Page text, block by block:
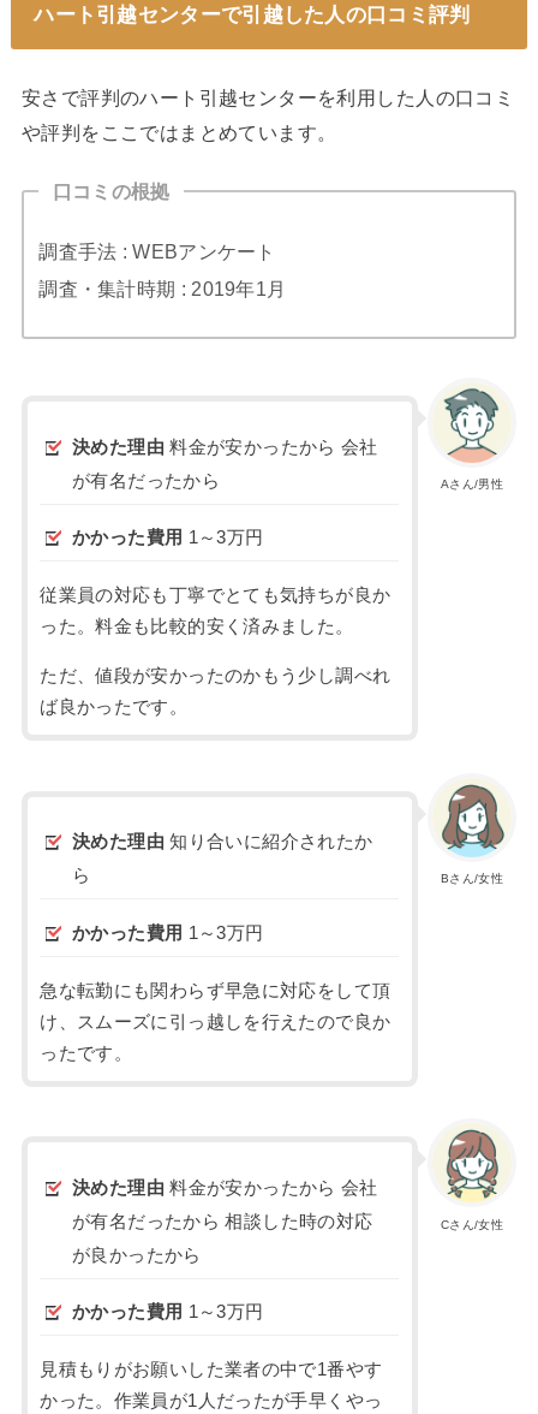
ハート引越センターで引越した人の口コミ評判
安さで評判のハート引越センターを利用した人の口コミ
や評判をここではまとめています。
口コミの根拠
調査手法 : WEBアンケート
調査・集計時期 : 2019年1月
Aさん/男性
決めた理由 料金が安かったから 会社
が有名だったから
かかった費用 1～3万円
従業員の対応も丁寧でとても気持ちが良か
った。料金も比較的安く済みました。
ただ、値段が安かったのかもう少し調べれ
ば良かったです。
Bさん/女性
決めた理由 知り合いに紹介されたか
ら
かかった費用 1～3万円
急な転勤にも関わらず早急に対応をして頂
け、スムーズに引っ越しを行えたので良か
ったです。
Cさん/女性
決めた理由 料金が安かったから 会社
が有名だったから 相談した時の対応
が良かったから
かかった費用 1～3万円
見積もりがお願いした業者の中で1番やす
かった。作業員が1人だったが手早くやっ